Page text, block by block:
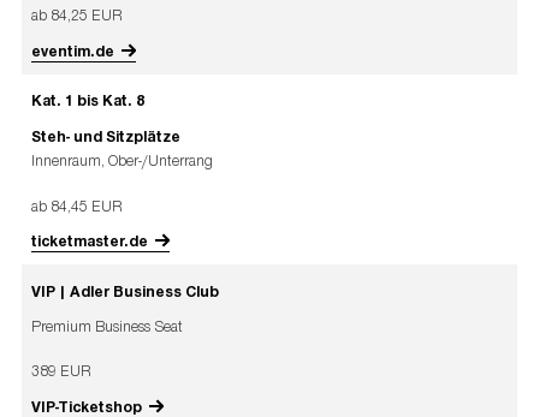
ab 84,25 EUR
eventim.de
Kat. 1 bis Kat. 8
Steh- und Sitzplätze
Innenraum, Ober-/Unterrang
ab 84,45 EUR
ticketmaster.de
VIP | Adler Business Club
Premium Business Seat
389 EUR
VIP-Ticketshop